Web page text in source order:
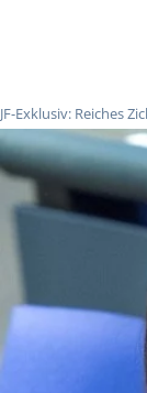
JF-Exklusiv: Reiches